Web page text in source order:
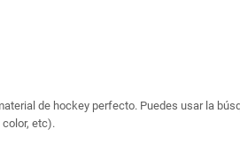
de hockey perfecto. Puedes usar la
etc).